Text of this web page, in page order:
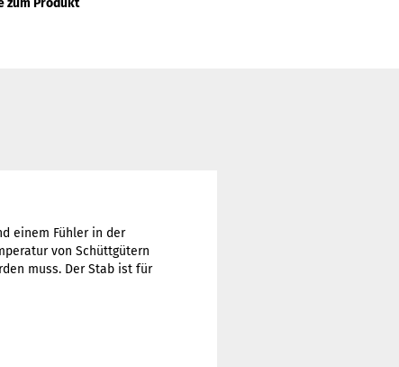
zum Produkt
einem Fühler in der
von Schüttgütern
muss. Der Stab ist für